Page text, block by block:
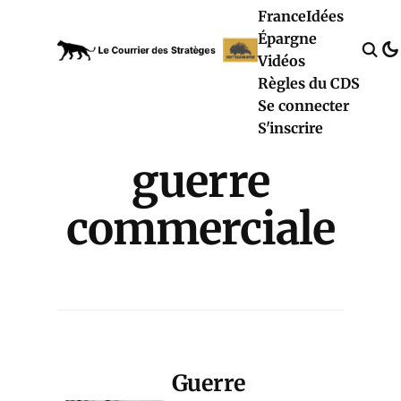
FranceIdées
Épargne
Vidéos
Règles du CDS
Se connecter
S'inscrire
guerre
commerciale
Guerre